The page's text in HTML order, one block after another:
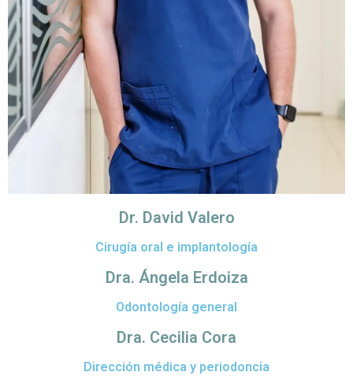
Dr. David Valero
Cirugía oral e implantología
Dra. Ángela Erdoiza
Odontología general
Dra. Cecilia Cora
Dirección médica y periodoncia